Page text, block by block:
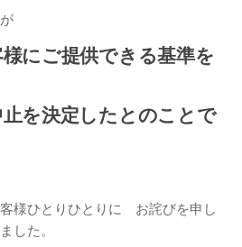
にご提供できる基準を
を決定したとのことで
様ひとりひとりに お詫びを申し
した。